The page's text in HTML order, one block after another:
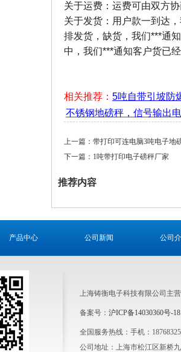
关于运费：运费可由双方
关于发货：用户款一到达
排发货，缺货，我们***通
中，我们***通知客户货已
相关推荐： 5吨自带引坡防
不锈钢地磅秤，信号输出
上一篇： 带打印可连电脑3吨电子地
下一篇： 1吨带打印电子磅秤厂家
推荐内容
产品中心 公司新闻 公司
上海铸衡电子科技有限公司主
备案号： 沪ICP备14030360号-18
全国服务热线：手机：
公司地址：上海市松江区新桥